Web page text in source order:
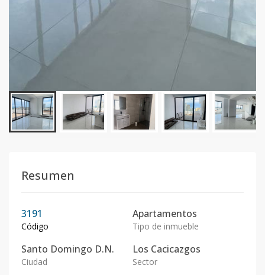
Resumen
3191
Código
Apartamentos
Tipo de inmueble
Santo Domingo D.N.
Ciudad
Los Cacicazgos
Sector